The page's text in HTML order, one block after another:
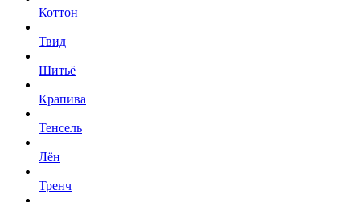
Коттон
Твид
Шитьё
Крапива
Тенсель
Лён
Тренч